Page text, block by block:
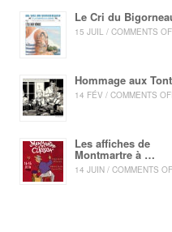
Le Cri du
15 JUIL / COMMENTS
Hommage aux
14 FÉV / COMMENTS
Les affiches de
Montmartre à …
14 JUIN / COMMENTS